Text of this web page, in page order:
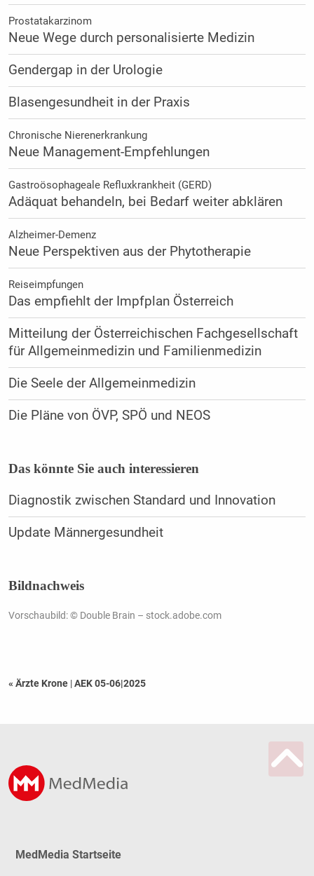
Prostatakarzinom
Neue Wege durch personalisierte Medizin
Gendergap in der Urologie
Blasengesundheit in der Praxis
Chronische Nierenerkrankung
Neue Management-Empfehlungen
Gastroösophageale Refluxkrankheit (GERD)
Adäquat behandeln, bei Bedarf weiter abklären
Alzheimer-Demenz
Neue Perspektiven aus der Phytotherapie
Reiseimpfungen
Das empfiehlt der Impfplan Österreich
Mitteilung der Österreichischen Fachgesellschaft
für Allgemeinmedizin und Familienmedizin
Die Seele der Allgemeinmedizin
Die Pläne von ÖVP, SPÖ und NEOS
Das könnte Sie auch interessieren
Diagnostik zwischen Standard und Innovation
Update Männergesundheit
Bildnachweis
Vorschaubild: © Double Brain – stock.adobe.com
« Ärzte Krone |AEK 05-06|2025
MedMedia Startseite